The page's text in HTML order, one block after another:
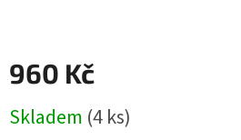
960 Kč
cena:
Skladem (4 ks)